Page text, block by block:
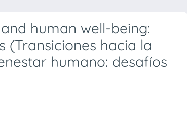
human well-being:
(Transiciones hacia la
humano: desafíos